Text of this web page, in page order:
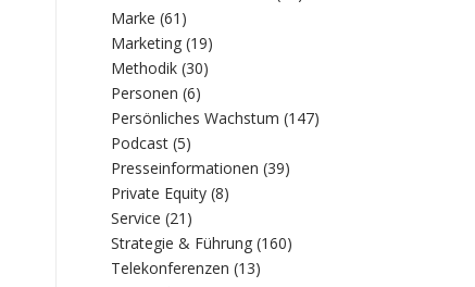
Marke (61)
Marketing (19)
Methodik (30)
Personen (6)
Persönliches Wachstum (147)
Podcast (5)
Presseinformationen (39)
Private Equity (8)
Service (21)
Strategie & Führung (160)
Telekonferenzen (13)